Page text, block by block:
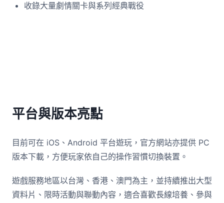
收錄大量劇情關卡與系列經典戰役
平台與版本亮點
目前可在 iOS、Android 平台遊玩，官方網站亦提供 PC
版本下載，方便玩家依自己的操作習慣切換裝置。
遊戲服務地區以台灣、香港、澳門為主，並持續推出大型
資料片、限時活動與聯動內容，適合喜歡長線培養、參與